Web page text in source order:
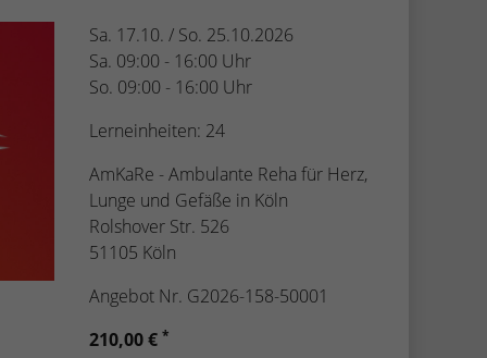
Sa. 17.10. / So. 25.10.2026
Sa. 09:00 - 16:00 Uhr
So. 09:00 - 16:00 Uhr
Lerneinheiten: 24
AmKaRe - Ambulante Reha für Herz,
Lunge und Gefäße in Köln
Rolshover Str. 526
51105 Köln
Angebot Nr. G2026-158-50001
210,00 € *